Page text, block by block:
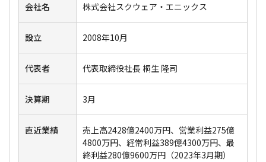
会社名 株式会社スクウェア・エニックス
設立 2008年10月
代表者 代表取締役社長 桐生 隆司
決算期 3月
直近業績
売上高2428億2400万円、営業利益275億
4800万円、経常利益389億4300万円、最
終利益280億9600万円（2023年3月期）